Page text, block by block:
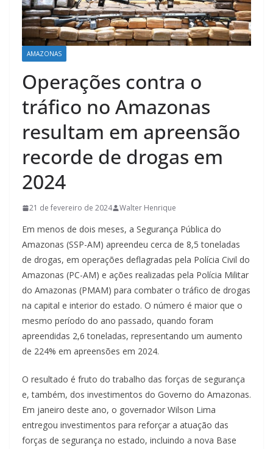
AMAZONAS
Operações contra o
tráfico no Amazonas
resultam em apreensão
recorde de drogas em
2024
21 de fevereiro de 2024 Walter Henrique
Em menos de dois meses, a Segurança Pública do
Amazonas (SSP-AM) apreendeu cerca de 8,5 toneladas
de drogas, em operações deflagradas pela Polícia Civil do
Amazonas (PC-AM) e ações realizadas pela Polícia Militar
do Amazonas (PMAM) para combater o tráfico de drogas
na capital e interior do estado. O número é maior que o
mesmo período do ano passado, quando foram
apreendidas 2,6 toneladas, representando um aumento
de 224% em apreensões em 2024.
O resultado é fruto do trabalho das forças de segurança
e, também, dos investimentos do Governo do Amazonas.
Em janeiro deste ano, o governador Wilson Lima
entregou investimentos para reforçar a atuação das
forças de segurança no estado, incluindo a nova Base